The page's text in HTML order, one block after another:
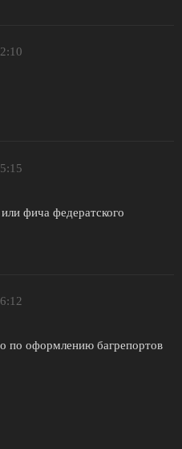
фича федератского
по оформлению багрепортов